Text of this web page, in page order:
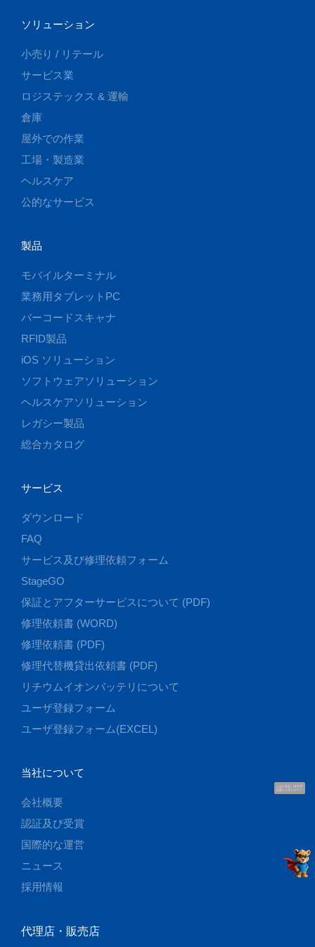
こんにちは、UUです
お話ししましょう！
ソリューション
小売り / リテール
サービス業
ロジステックス & 運輸
倉庫
屋外での作業
工場・製造業
ヘルスケア
公的なサービス
製品
モバイルターミナル
業務用タブレットPC
バーコードスキャナ
RFID製品
iOS ソリューション
ソフトウェアソリューション
ヘルスケアソリューション
レガシー製品
総合カタログ
サービス
ダウンロード
FAQ
サービス及び修理依頼フォーム
StageGO
保証とアフターサービスについて (PDF)
修理依頼書 (WORD)
修理依頼書 (PDF)
修理代替機貸出依頼書 (PDF)
リチウムイオンバッテリについて
ユーザ登録フォーム
ユーザ登録フォーム(EXCEL)
当社について
会社概要
認証及び受賞
国際的な運営
ニュース
採用情報
代理店・販売店